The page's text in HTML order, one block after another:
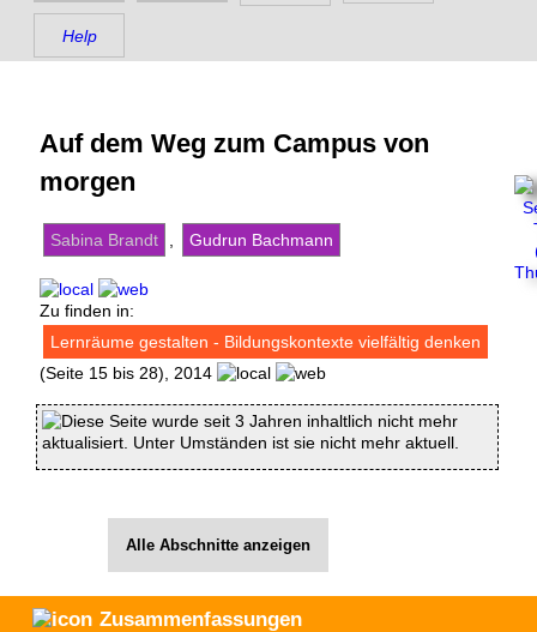
Help
Auf dem Weg zum Campus von
morgen
Sabina Brandt Gudrun Bachmann
Zu finden in:
Lernräume gestalten - Bildungskontexte vielfältig denken
(Seite 15 bis 28), 2014
Diese Seite wurde seit 3 Jahren inhaltlich nicht mehr
aktualisiert. Unter Umständen ist sie nicht mehr aktuell.
Alle Abschnitte anzeigen
Zusammenfassungen